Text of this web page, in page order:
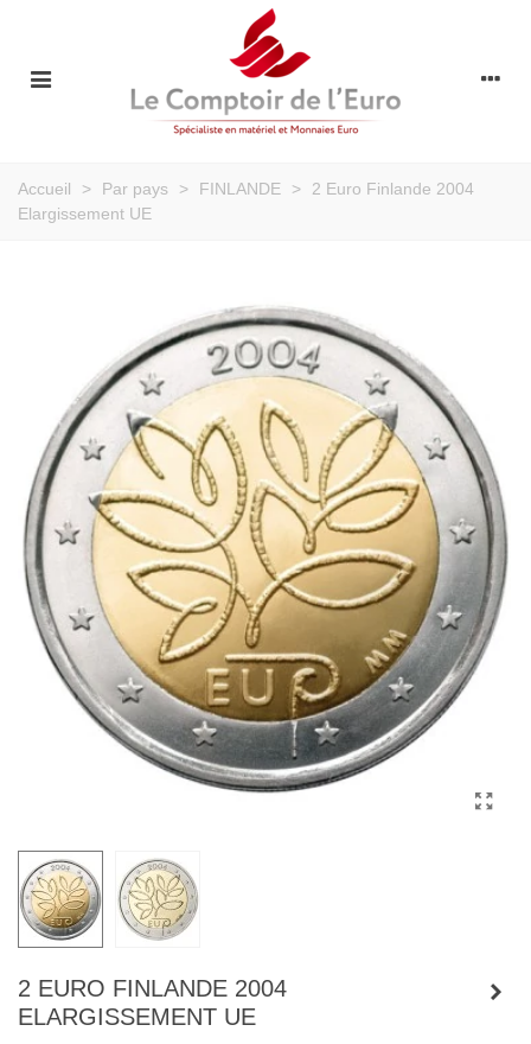
Accueil > Par pays > FINLANDE >
2 Euro Finlande 2004
Elargissement UE
2 EURO FINLANDE 2004
ELARGISSEMENT UE